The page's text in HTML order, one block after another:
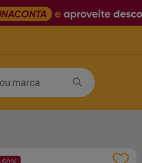
marca
7º
sabonete líquido